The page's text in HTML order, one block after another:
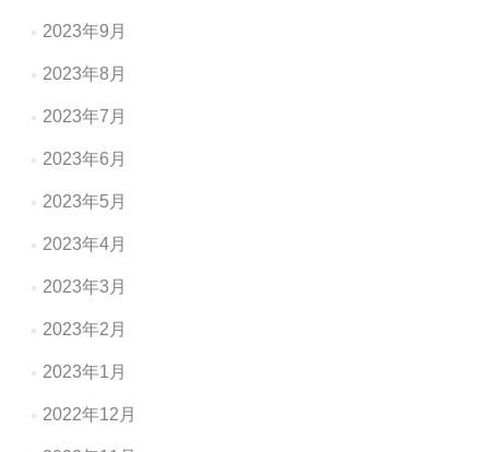
2023年9月
2023年8月
2023年7月
2023年6月
2023年5月
2023年4月
2023年3月
2023年2月
2023年1月
2022年12月